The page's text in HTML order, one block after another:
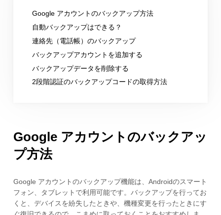
Google アカウントのバックアップ方法
自動バックアップはできる？
連絡先（電話帳）のバックアップ
バックアップアカウントを追加する
バックアップデータを削除する
2段階認証のバックアップコードの取得方法
Google アカウントのバックアッ
プ方法
Google アカウントのバックアップ機能は、Androidのスマート
フォン、タブレットで利用可能です。バックアップを行ってお
くと、デバイスを紛失したときや、機種変更を行ったときにす